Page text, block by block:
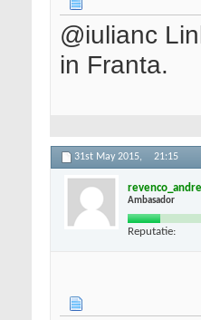
@iulianc
in Franta.
31st May 2015, 21:15
Ambasador
Reputatie: